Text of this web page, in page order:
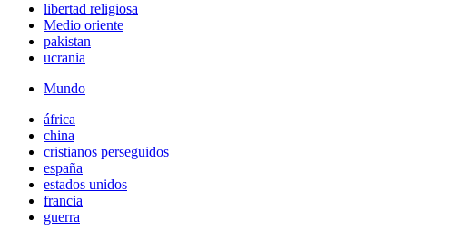
libertad religiosa
Medio oriente
pakistan
ucrania
Mundo
áfrica
china
cristianos perseguidos
españa
estados unidos
francia
guerra